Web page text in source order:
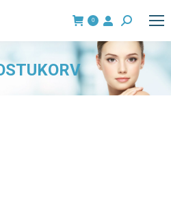
0 Search:
You are here: